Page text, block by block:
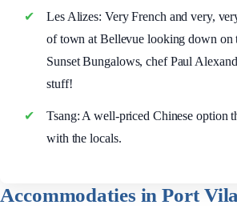
Les Alizes: Very French and very,
of town at Bellevue looking down on
Sunset Bungalows, chef Paul
stuff!
Tsang: A well-priced Chinese option
with the locals.
Accommodaties in Port Vila